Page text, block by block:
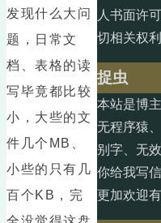
发现什么大问
题，日常文
档、表格的读
写毕竟都比较
小，大些的文
件几个MB、
小些的只有几
百个KB，完
人书面许
切相关权利
捉虫
本站是博
无程序猿
别字、无
你给我写信
更加欢迎